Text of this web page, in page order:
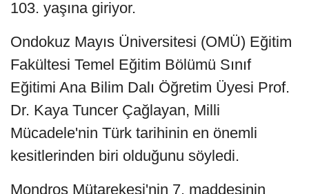
103. yaşına giriyor.
Ondokuz Mayıs Üniversitesi (OMÜ) Eğitim
Fakültesi Temel Eğitim Bölümü Sınıf
Eğitimi Ana Bilim Dalı Öğretim Üyesi Prof.
Dr. Kaya Tuncer Çağlayan, Milli
Mücadele'nin Türk tarihinin en önemli
kesitlerinden biri olduğunu söyledi.
Mondros Mütarekesi'nin 7. maddesinin